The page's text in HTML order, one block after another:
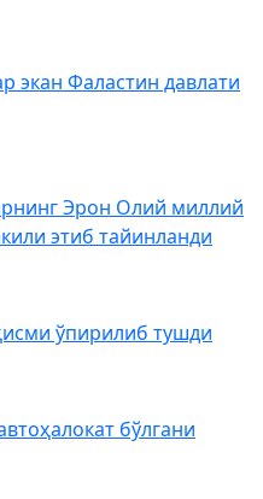
экан Фаластин давлати
Эрон Олий миллий
этиб тайинланди
ўпирилиб тушди
бўлгани